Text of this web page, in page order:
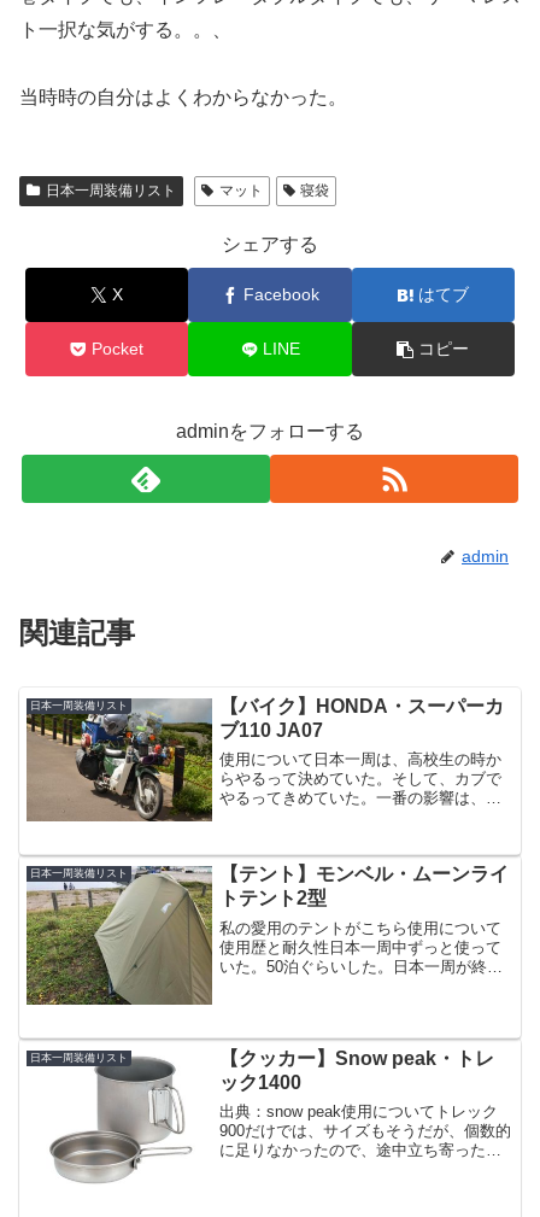
ト一択な気がする。。、
当時時の自分はよくわからなかった。
日本一周装備リスト マット 寝袋
シェアする
X Facebook はてブ
Pocket LINE コピー
adminをフォローする
admin
関連記事
日本一周装備リスト
【バイク】HONDA・スーパーカ
ブ110 JA07
使用について日本一周は、高校生の時か
らやるって決めていた。そして、カブで
やるってきめていた。一番の影響は、ニ
信頼性、安定性、部品の安さ、全てにお
いて、カブは一流。でも、...
日本一周装備リスト
【テント】モンベル・ムーンライ
トテント2型
私の愛用のテントがこちら使用について
使用歴と耐久性日本一周中ずっと使って
いた。50泊ぐらいした。日本一周が終わ
剥がれてきたり、...
日本一周装備リスト
【クッカー】Snow peak・トレ
ック1400
出典：snow peak使用についてトレック
900だけでは、サイズもそうだが、個数的
に足りなかったので、途中立ち寄った新